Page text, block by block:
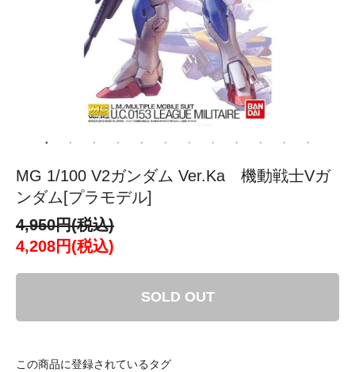
MG 1/100 V2ガンダム Ver.Ka 機動戦士Vガ
ンダム[プラモデル]
4,950円(税込)
4,208円(税込)
SOLD OUT
この商品に登録されているタグ